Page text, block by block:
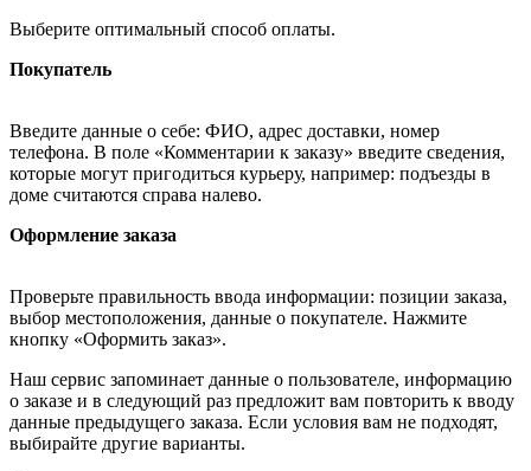
Выберите оптимальный способ оплаты.
Покупатель
Введите данные о себе: ФИО, адрес доставки, номер
телефона. В поле «Комментарии к заказу» введите сведения,
которые могут пригодиться курьеру, например: подъезды в
доме считаются справа налево.
Оформление заказа
Проверьте правильность ввода информации: позиции заказа,
выбор местоположения, данные о покупателе. Нажмите
кнопку «Оформить заказ».
Наш сервис запоминает данные о пользователе, информацию
о заказе и в следующий раз предложит вам повторить к вводу
данные предыдущего заказа. Если условия вам не подходят,
выбирайте другие варианты.